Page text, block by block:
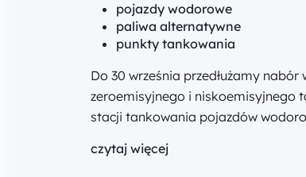
pojazdy wodorowe
paliwa alternatywne
punkty tankowania
Do 30 września przedłużamy
zeroemisyjnego i niskoemisyjnego
stacji tankowania pojazdów
czytaj więcej